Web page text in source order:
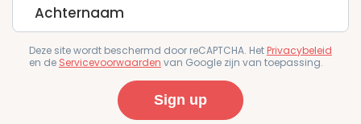
Name
Deze site wordt beschermd door reCAPTCHA. HetPrivacybeleid
en de Servicevoorwaarden van Google zijn van toepassing.